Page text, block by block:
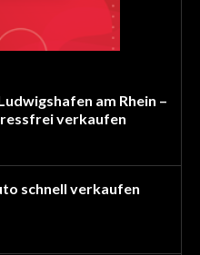
am Rhein –
verkaufen
schnell verkaufen